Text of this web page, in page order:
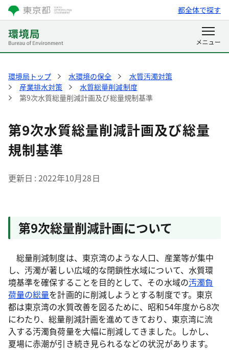
都全体で探す
環境局トップ 水環境の保全
水質汚濁対策
産業排水対策
水質総量削減制度
第9次水質総量削減計画及び総量規制基準
第9次水質総量削減計画及び総量
規制基準
更新日 2022年10月28日
第9次総量削減計画について
総量削減制度は、東京湾のような人口、産業等が集中
し、汚濁が著しい広域的な閉鎖性水域について、水質環
境基準を確保することを目的として、その水域の汚濁負
荷量の総量を計画的に削減しようとする制度です。東京
都は東京湾の水質改善を図るために、昭和54年度から8次
にわたり、総量削減計画を進めてきており、東京湾に流
入する汚濁負荷量を大幅に削減してきました。しかし、
夏場に赤潮が引き続き見られるなどの状況があります。